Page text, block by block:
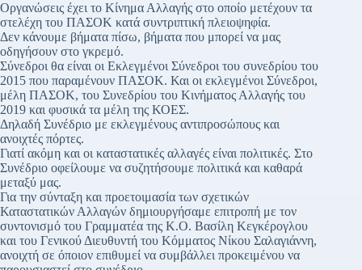
Οργανώσεις έχει το Κίνημα Αλλαγής στο οποίο μετέχουν τα
στελέχη του ΠΑΣΟΚ κατά συντριπτική πλειοψηφία.
Δεν κάνουμε βήματα πίσω, βήματα που μπορεί να μας
οδηγήσουν στο γκρεμό.
Σύνεδροι θα είναι οι Εκλεγμένοι Σύνεδροι του συνεδρίου του
2015 που παραμένουν ΠΑΣΟΚ. Και οι εκλεγμένοι Σύνεδροι,
μέλη ΠΑΣΟΚ, του Συνεδρίου του Κινήματος Αλλαγής του
2019 και φυσικά τα μέλη της ΚΟΕΣ.
Δηλαδή Συνέδριο με εκλεγμένους αντιπροσώπους και
ανοιχτές πόρτες.
Γιατί ακόμη και οι καταστατικές αλλαγές είναι πολιτικές. Στο
Συνέδριο οφείλουμε να συζητήσουμε πολιτικά και καθαρά
μεταξύ μας.
Για την σύνταξη και προετοιμασία των σχετικών
Καταστατικών Αλλαγών δημιουργήσαμε επιτροπή με τον
συντονισμό του Γραμματέα της Κ.Ο. Βασίλη Κεγκέρογλου
και του Γενικού Διευθυντή του Κόμματος Νίκου Σαλαγιάννη,
ανοιχτή σε όποιον επιθυμεί να συμβάλλει προκειμένου να